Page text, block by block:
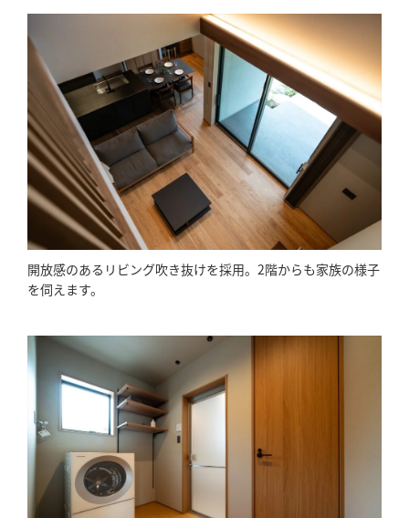
開放感のあるリビング吹き抜けを採用。2階からも家族の様子
を伺えます。